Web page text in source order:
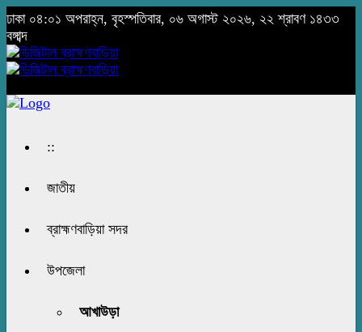
ঢাকা ০৪:০১ অপরাহ্ন, বৃহস্পতিবার, ০৬ অগাস্ট ২০২৬, ২২ শ্রাবণ ১৪৩৩
বঙ্গাব্দ
::
জাতীয়
ব্রাহ্মণবাড়িয়া সদর
উপজেলা
আখাউড়া